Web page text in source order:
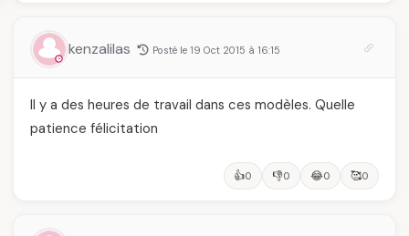
kenzalilas Posté le 19 Oct 2015 à 16:15
Il y a des heures de travail dans ces modèles. Quelle
patience félicitation
👍0 👎0 😂0 🥰0